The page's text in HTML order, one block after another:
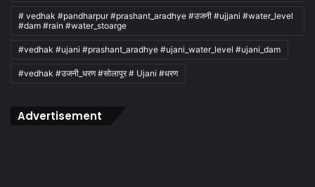
# vedhak #pandharpur #prashant_aradhye #उजनी #ujjani #water_level
#dam #rain #water_stoarge
#vedhak #ujani #prashant_aradhye #ujani_water_level #ujani_dam
#vedhak #उजनी_धरण #सोलापूर # Ujani #धरण
Advertisement